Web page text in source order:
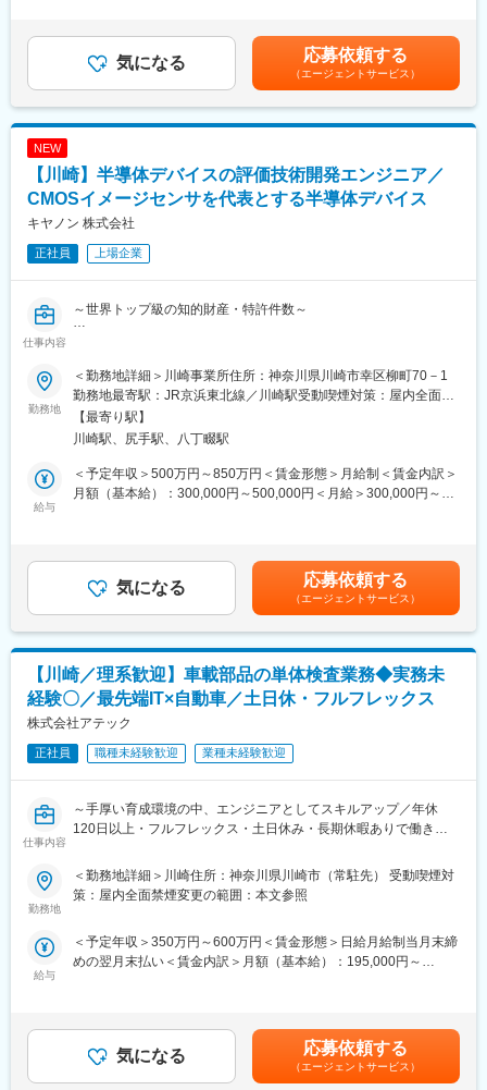
います。
※1プロジェクトに10年以上長く携わる社員も在籍しています。
■当社の特徴
手掛けている領域は、自動車分野が8割ほどを占めます。内容とし
家電やプラント、ロボット、航空機等です。
顧客には、国内の完成車メーカーおよび、そのTier1と呼ばれる大
手パーツメーカーを網羅しているほか、大手の電機／機械メーカ
ー、SIerが顔を揃えています。
※車載ソフトウェア標準化規格である「AUTOSAR」のアソシエイ
変更の範囲：会社の定める業務
■職務内容：
・ジェットガスタービンエンジン熱センサのハードウェア設計
・サプライヤ設計エンジン制御コンポーネントの開発（要件定
義、サプライヤとの調整、設計評価、開発管理など）
ください。入社時の受注状況や、ご本人のキャリアアップを第一
に考え、ご希望を考慮し決定いたします。
■業務の魅力：
・航空用パワーユニットの開発は高い技術水準が求められるだけ
でなく、最高レベルの安全性、信頼性、品質保証レベルが必要と
なる工業製品の粋ともいえる製品です。
・「今までにない新価値を創造する」というチャレンジができる
魅力的な仕事です。
主要取引先TOP10（2022年3月期）デンソー／ソニーセミコンダ
クタソリューションズ／三菱重工業／パナソニック／ニコン／ト
ヨタ自動車／日立ハイテク／SUBARU／デンソーテン／テルモ
（敬称略）
■充実の研修体制：
・「社員一人あたりの研修費ランキング」で5位にランクインし、
900回以上開催。
・時代に即した技術を身に着けることができ、幅広い業界へ展開
しているためスキルの習得もしやすい環境です。
■福利厚生：
となく、仕事に集中できるように、「待遇面」での支援も充実し
ております。
・また、たとえ案件のない待機の状態であったとしても、給与が
ます。月給(月額)は固定手当を含めた表記です。
気になる 応募依頼する
（エージェントサービス）
NEW
【川崎】半導体デバイスの評価技術開発エンジニア／
CMOSイメージセンサを代表とする半導体デバイス
キヤノン 株式会社
正社員 上場企業
仕事内容
～世界トップ級の知的財産・特許件数～
イメージセンサ、ディスプレイデバイスなど半導体デバイスの評
価解析業務を担当していただきます。
顧客から求められている製品性能に対して、決められた評価仕様
に基づき、下記の技術を用いて測定装置、及び測定アルゴリズム
の開発を行い、評価工程の開発を確立することが主な業務です。
【装置技術】
評価工程で使用する測定装置の性能を理解し選定を行い、装置の
導入・立上げの業務を行います。
機構設計も我々の重要な技術領域で、デバイスの製品特性を正し
く引き出すために必要な技術になります。
【ソフトウェア技術】
■部署の雰囲気
評価解析部門では、幅広い技術 (装置技術、基板設計技術、ソフト
ウェア) が求められます。いずれかの技術での業務経験を有してい
グやOJTにより、幅広い技術習得が可能で、技術者としての成長
を感じることができます。
職場の雰囲気は、ワークライフバランスを重視しておりメリハリ
をつけて仕事をしています。また新しい分野へ挑戦するアイデア
活動も活発です。
■キャリアイメージ
【20代～30代前半】
担当する製品の評価仕様に基づいて半導体デバイスの評価業務を
担当していただきます。
【30代後半～40代】
数名～10人程度のチームのチームリーダとして、関係部門との調
整や後輩育成も含めて活躍していただきます。
勤務地
＜勤務地詳細＞川崎事業所住所：神奈川県川崎市幸区柳町70－1
勤務地最寄駅：JR京浜東北線／川崎駅受動喫煙対策：屋内全面禁
煙変更の範囲：会社の定める事業所（リモートワーク含む）
【最寄り駅】
川崎駅、尻手駅、八丁畷駅
給与
＜予定年収＞500万円～850万円＜賃金形態＞月給制＜賃金内訳＞
月額（基本給）：300,000円～500,000円＜月給＞300,000円～
内定通知書にてお伝えします。昇給：年1回賞与：年2回（6月・
12月）賃金はあくまでも目安の金額であり、選考を通じて上下す
る可能性があります。月給(月額)は固定手当を含めた表記です。
気になる 応募依頼する
（エージェントサービス）
【川崎／理系歓迎】車載部品の単体検査業務◆実務未
経験〇／最先端IT×自動車／土日休・フルフレックス
株式会社アテック
正社員 職種未経験歓迎 業種未経験歓迎
仕事内容
～手厚い育成環境の中、エンジニアとしてスキルアップ／年休
120日以上・フルフレックス・土日休み・長期休暇ありで働きや
■担当業務：
・自動車に使用されるレーダーの制御ソフト開発業務をお任せし
■業務の詳細：担当いただく業務は、主に下記の通りです。
・単体検査
→構造設計書、単体設計書の作成。
→仕様書から設計に必要な情報を抽出し、記載。
＊段階的に組込みや構築の開発にスキルアップしていただきます!
勤務地
＜勤務地詳細＞川崎住所：神奈川県川崎市（常駐先） 受動喫煙対
策：屋内全面禁煙変更の範囲：本文参照
給与
＜予定年収＞350万円～600万円＜賃金形態＞日給月給制当月末締
めの翌月末払い＜賃金内訳＞月額（基本給）：195,000円～
ん。（残業代は別途全額支給）■昇給：1回／年(4月)■賞与：2回／
年(7月、12月) 過去実績4か月分■年収例：500万円（30歳）594
万円（33歳）740万円（41歳）賃金はあくまでも目安の金額であ
気になる 応募依頼する
（エージェントサービス）